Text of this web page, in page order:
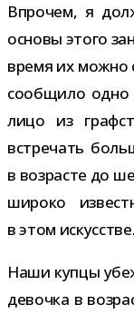
Впрочем, я
основы этого
время их можно
сооб­щило одно
лицо из
встре­чать
в воз­расте до
широко
в этом искусстве.
Наши купцы
девочка в